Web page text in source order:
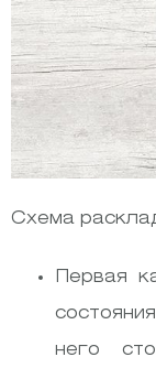
Схема
Первая
него